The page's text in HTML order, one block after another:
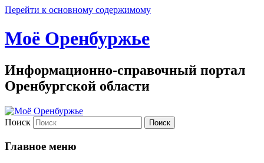
Перейти к основному содержимому
Моё Оренбуржье
Информационно-справочный портал
Оренбургской области
Поиск
Главное меню